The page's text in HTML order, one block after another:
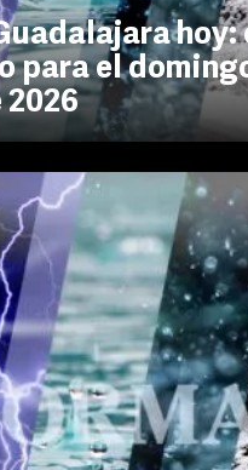
hoy:
para el
2026